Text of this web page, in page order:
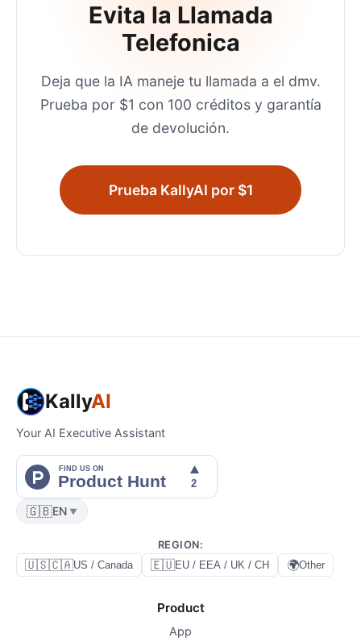
Evita la Llamada
Telefonica
Deja que la IA maneje tu llamada a el dmv.
Prueba por $1 con 100 créditos y garantía
de devolución.
Prueba KallyAI por $1
KallyAI
Your AI Executive Assistant
🇬🇧EN ▼
REGION:
🇺🇸🇨🇦US / Canada 🇪🇺EU / EEA / UK / CH 🌍Other
Product
App